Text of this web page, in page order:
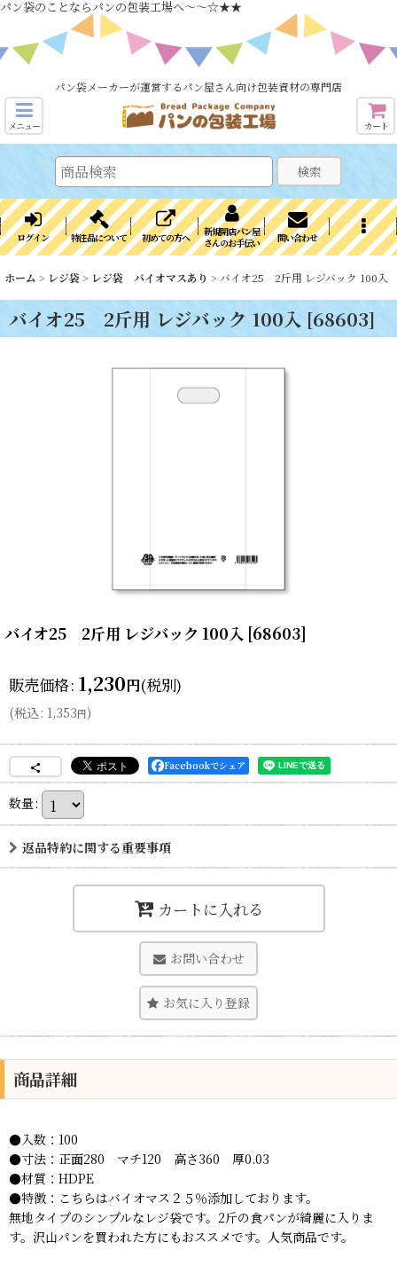
パン袋のことならパンの包装工場へ～～☆★★
パン袋メーカーが運営するパン屋さん向け包装資材の専門店
メニュー カート
検索
ログイン 特注品について 初めての方へ
新規開店パン屋
さんのお手伝い
問い合わせ
ホーム > レジ袋 > レジ袋 バイオマスあり > バイオ25 2斤用 レジバック 100入
バイオ25 2斤用 レジバック 100入 [68603]
バイオ25 2斤用 レジバック 100入 [68603]
販売価格: 1,230円(税別)
(税込: 1,353円)
Facebookでシェア
数量:
返品特約に関する重要事項
カートに入れる
お問い合わせ
お気に入り登録
商品詳細
●入数：100
●寸法：正面280 マチ120 高さ360 厚0.03
●材質：HDPE
●特徴：こちらはバイオマス２５％添加しております。
無地タイプのシンプルなレジ袋です。2斤の食パンが綺麗に入りま
す。沢山パンを買われた方にもおススメです。人気商品です。